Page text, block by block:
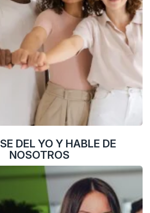
DEL YO Y HABLE DE
NOSOTROS